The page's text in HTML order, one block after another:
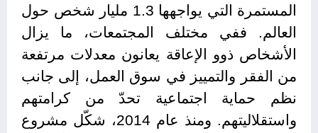
المستمرة التي يواجهها 1.3 مليار شخص حول
العالم. ففي مختلف المجتمعات، ما يزال
الأشخاص ذوو الإعاقة يعانون معدلات مرتفعة
من الفقر والتمييز في سوق العمل، إلى جانب
نظم حماية اجتماعية تحدّ من كرامتهم
واستقلاليتهم. ومنذ عام 2014، شكّل مشروع